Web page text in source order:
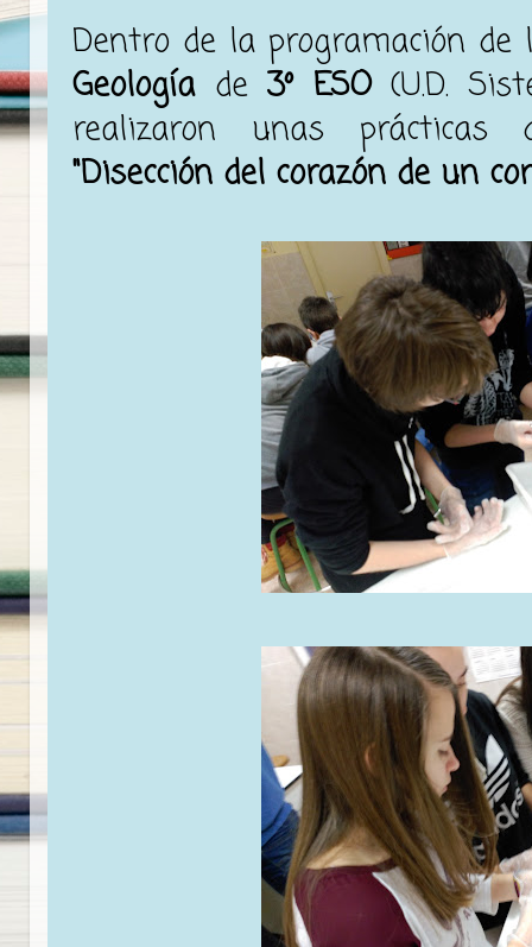
Dentro de la programación
Geologíade3º ESO(U.D.
realizaron unas
"Disección del corazón de un